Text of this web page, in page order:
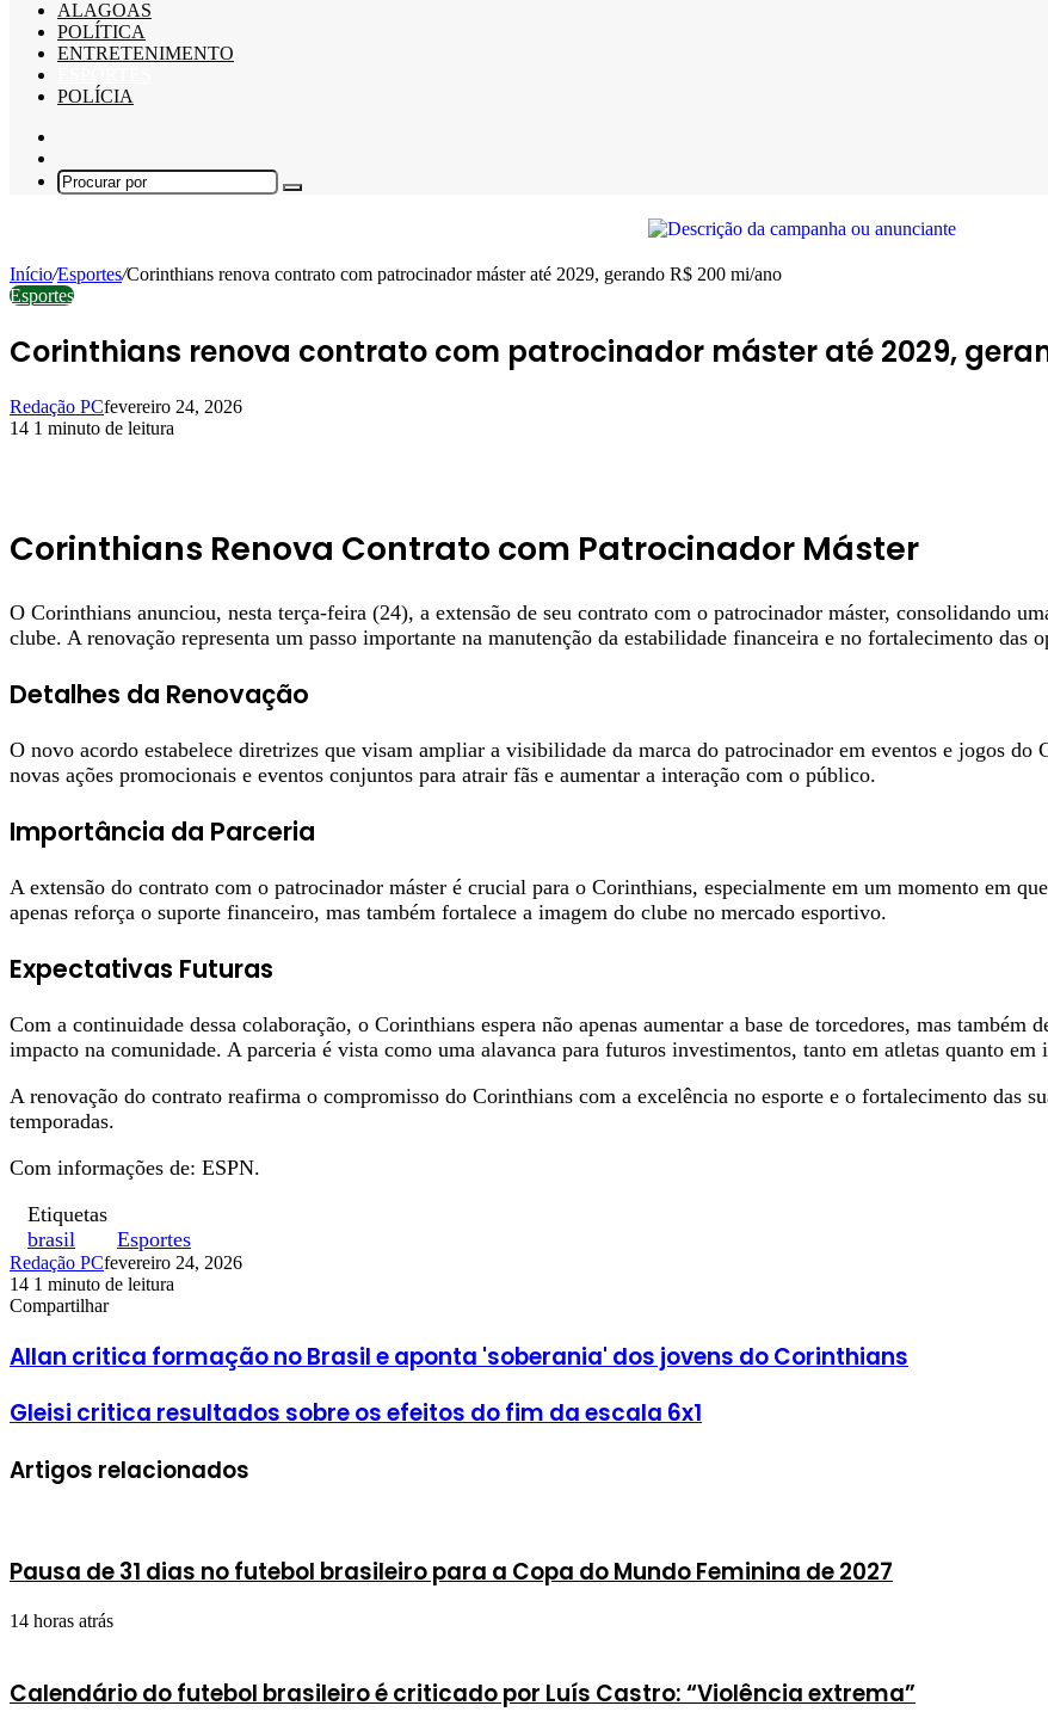
ALAGOAS
POLÍTICA
ENTRETENIMENTO
POLÍCIA
skin
Procurar
Início/Esportes/Corinthians renova contrato com patrocinador máster até 2029, gerando R$ 200 mi/ano
Esportes
Corinthians renova contrato com patrocinador máster até 2029,
Redação PCfevereiro 24, 2026
14 1 minuto de leitura
Corinthians Renova Contrato com Patrocinador Máster
O Corinthians anunciou, nesta terça-feira (24), a extensão de seu contrato com o patrocinador máster, consolidando
clube. A renovação representa um passo importante na manutenção da estabilidade financeira e no fortalecimento das
Detalhes da Renovação
O novo acordo estabelece diretrizes que visam ampliar a visibilidade da marca do patrocinador em eventos e jogos
novas ações promocionais e eventos conjuntos para atrair fãs e aumentar a interação com o público.
Importância da Parceria
A extensão do contrato com o patrocinador máster é crucial para o Corinthians, especialmente em um momento em
apenas reforça o suporte financeiro, mas também fortalece a imagem do clube no mercado esportivo.
Expectativas Futuras
Com a continuidade dessa colaboração, o Corinthians espera não apenas aumentar a base de torcedores, mas também
impacto na comunidade. A parceria é vista como uma alavanca para futuros investimentos, tanto em atletas quanto em
A renovação do contrato reafirma o compromisso do Corinthians com a excelência no esporte e o fortalecimento das
temporadas.
Com informações de: ESPN.
Etiquetas
brasil
Esportes
Redação PCfevereiro 24, 2026
14 1 minuto de leitura
Facebook
X
Linkedin
Pinterest
WhatsApp
Telegram
Compartilhar
Allan critica formação no Brasil e aponta 'soberania' dos jovens do Corinthians
Gleisi critica resultados sobre os efeitos do fim da escala 6x1
Artigos relacionados
Pausa de 31 dias no futebol brasileiro para a Copa do Mundo Feminina de 2027
14 horas atrás
Calendário do futebol brasileiro é criticado por Luís Castro: “Violência extrema”